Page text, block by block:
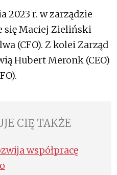
2023 r. w zarządzie
się Maciej Zieliński
(CFO). Z kolei Zarząd
Hubert Meronk (CEO)
CIĘ TAKŻE